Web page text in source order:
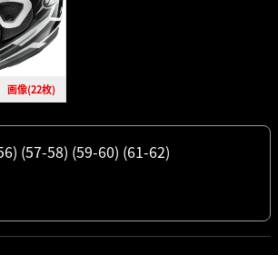
画像(22枚)
(57-58) (59-60) (61-62)